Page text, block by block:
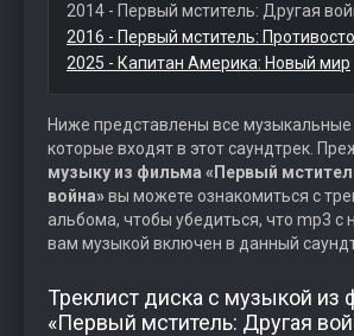
2014 - Первый мститель: Другая
2016 - Первый мститель:
2025 - Капитан Америка: Новый мир
Ниже представлены все
которые входят в этот саундтрек.
музыку из фильма «Первый
война»вы можете ознакомиться с
альбома, чтобы убедиться, что mp3 с
вам музыкой включен в данный
Треклист диска с музыкой из
«Первый мститель: Другая